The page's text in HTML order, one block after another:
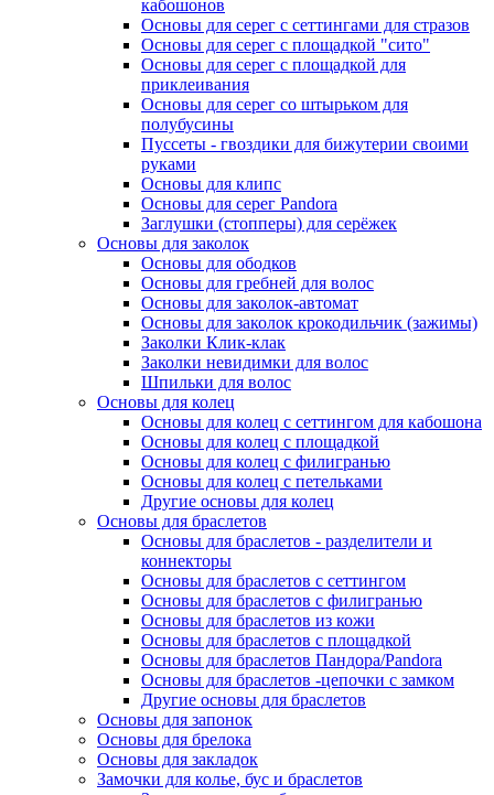
кабошонов
Основы для серег с сеттингами для стразов
Основы для серег с площадкой "сито"
Основы для серег с площадкой для
приклеивания
Основы для серег со штырьком для
полубусины
Пуссеты - гвоздики для бижутерии своими
руками
Основы для клипс
Основы для серег Pandora
Заглушки (стопперы) для серёжек
Основы для заколок
Основы для ободков
Основы для гребней для волос
Основы для заколок-автомат
Основы для заколок крокодильчик (зажимы)
Заколки Клик-клак
Заколки невидимки для волос
Шпильки для волос
Основы для колец
Основы для колец с сеттингом для кабошона
Основы для колец с площадкой
Основы для колец с филигранью
Основы для колец с петельками
Другие основы для колец
Основы для браслетов
Основы для браслетов - разделители и
коннекторы
Основы для браслетов с сеттингом
Основы для браслетов с филигранью
Основы для браслетов из кожи
Основы для браслетов с площадкой
Основы для браслетов Пандора/Pandora
Основы для браслетов -цепочки с замком
Другие основы для браслетов
Основы для запонок
Основы для брелока
Основы для закладок
Замочки для колье, бус и браслетов